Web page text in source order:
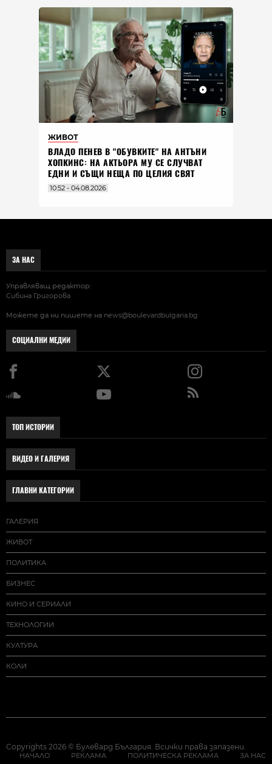
ЖИВОТ
ВЛАДO ПЕНЕВ В "ОБУВКИТЕ" НА АНТЪНИ
ХОПКИНС: НА АКТЬОРА МУ СЕ СЛУЧВАТ
ЕДНИ И СЪЩИ НЕЩА ПО ЦЕЛИЯ СВЯТ
10:52 - 04.08.2026
ЗА НАС
Управляващ редактор:
Сибина Григорова
Можете да ни пишете на news@boulevardbulgaria.bg
СОЦИАЛНИ МЕДИИ
ТОП ИСТОРИИ
ВИДЕО И ГАЛЕРИЯ
ГЛАВНИ КАТЕГОРИИ
ГАЛЕРИЯ
ЖИВОТ
ПОЛИТИКА
БИЗНЕС
КИНО И СЕРИАЛИ
ТЕХНОЛОГИИ
КУЛТУРА
КОЛИ
Copyrights 2026 © Булевард България. Всички права запазени.
НАЧАЛО РЕКЛАМА ПОЛИТИЧЕСКА РЕКЛАМА ЗА НАС